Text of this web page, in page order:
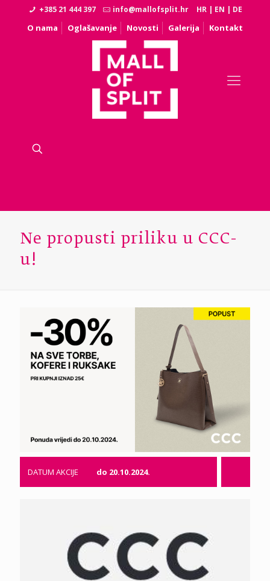
+385 21 444 397 info@mallofsplit.hr HR | EN | DE
O nama Oglašavanje Novosti Galerija Kontakt
Ne propusti priliku u CCC-
u!
DATUM AKCIJE do 20.10.2024.